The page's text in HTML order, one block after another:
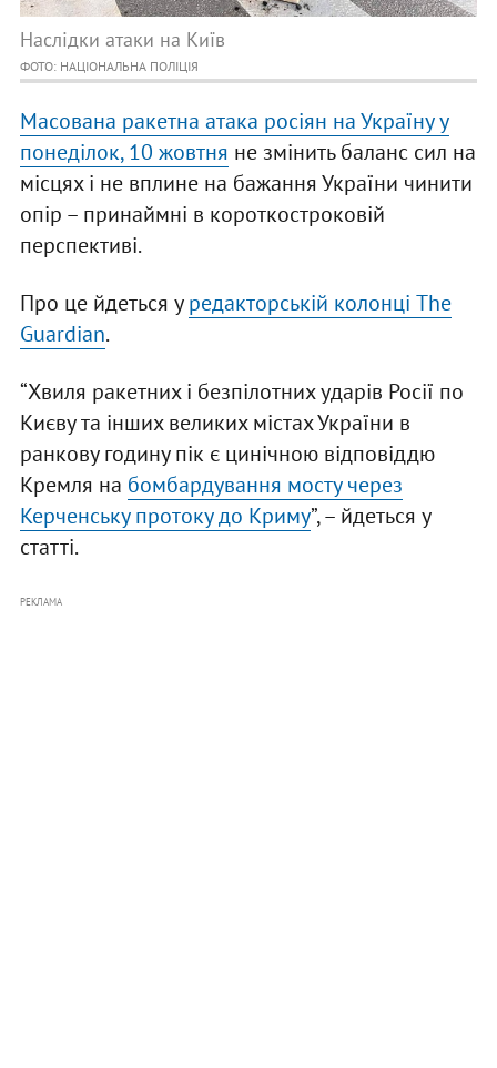
Наслідки атаки на Київ
ФОТО: НАЦІОНАЛЬНА ПОЛІЦІЯ
Масована ракетна атака росіян на Україну у
понеділок, 10 жовтня не змінить баланс сил на
місцях і не вплине на бажання України чинити
опір – принаймні в короткостроковій
перспективі.
Про це йдеться уредакторській колонці The
Guardian.
“Хвиля ракетних і безпілотних ударів Росії по
Києву та інших великих містах України в
ранкову годину пік є цинічною відповіддю
Кремля на бомбардування мосту через
Керченську протоку до Криму”, – йдеться у
статті.
РЕКЛАМА